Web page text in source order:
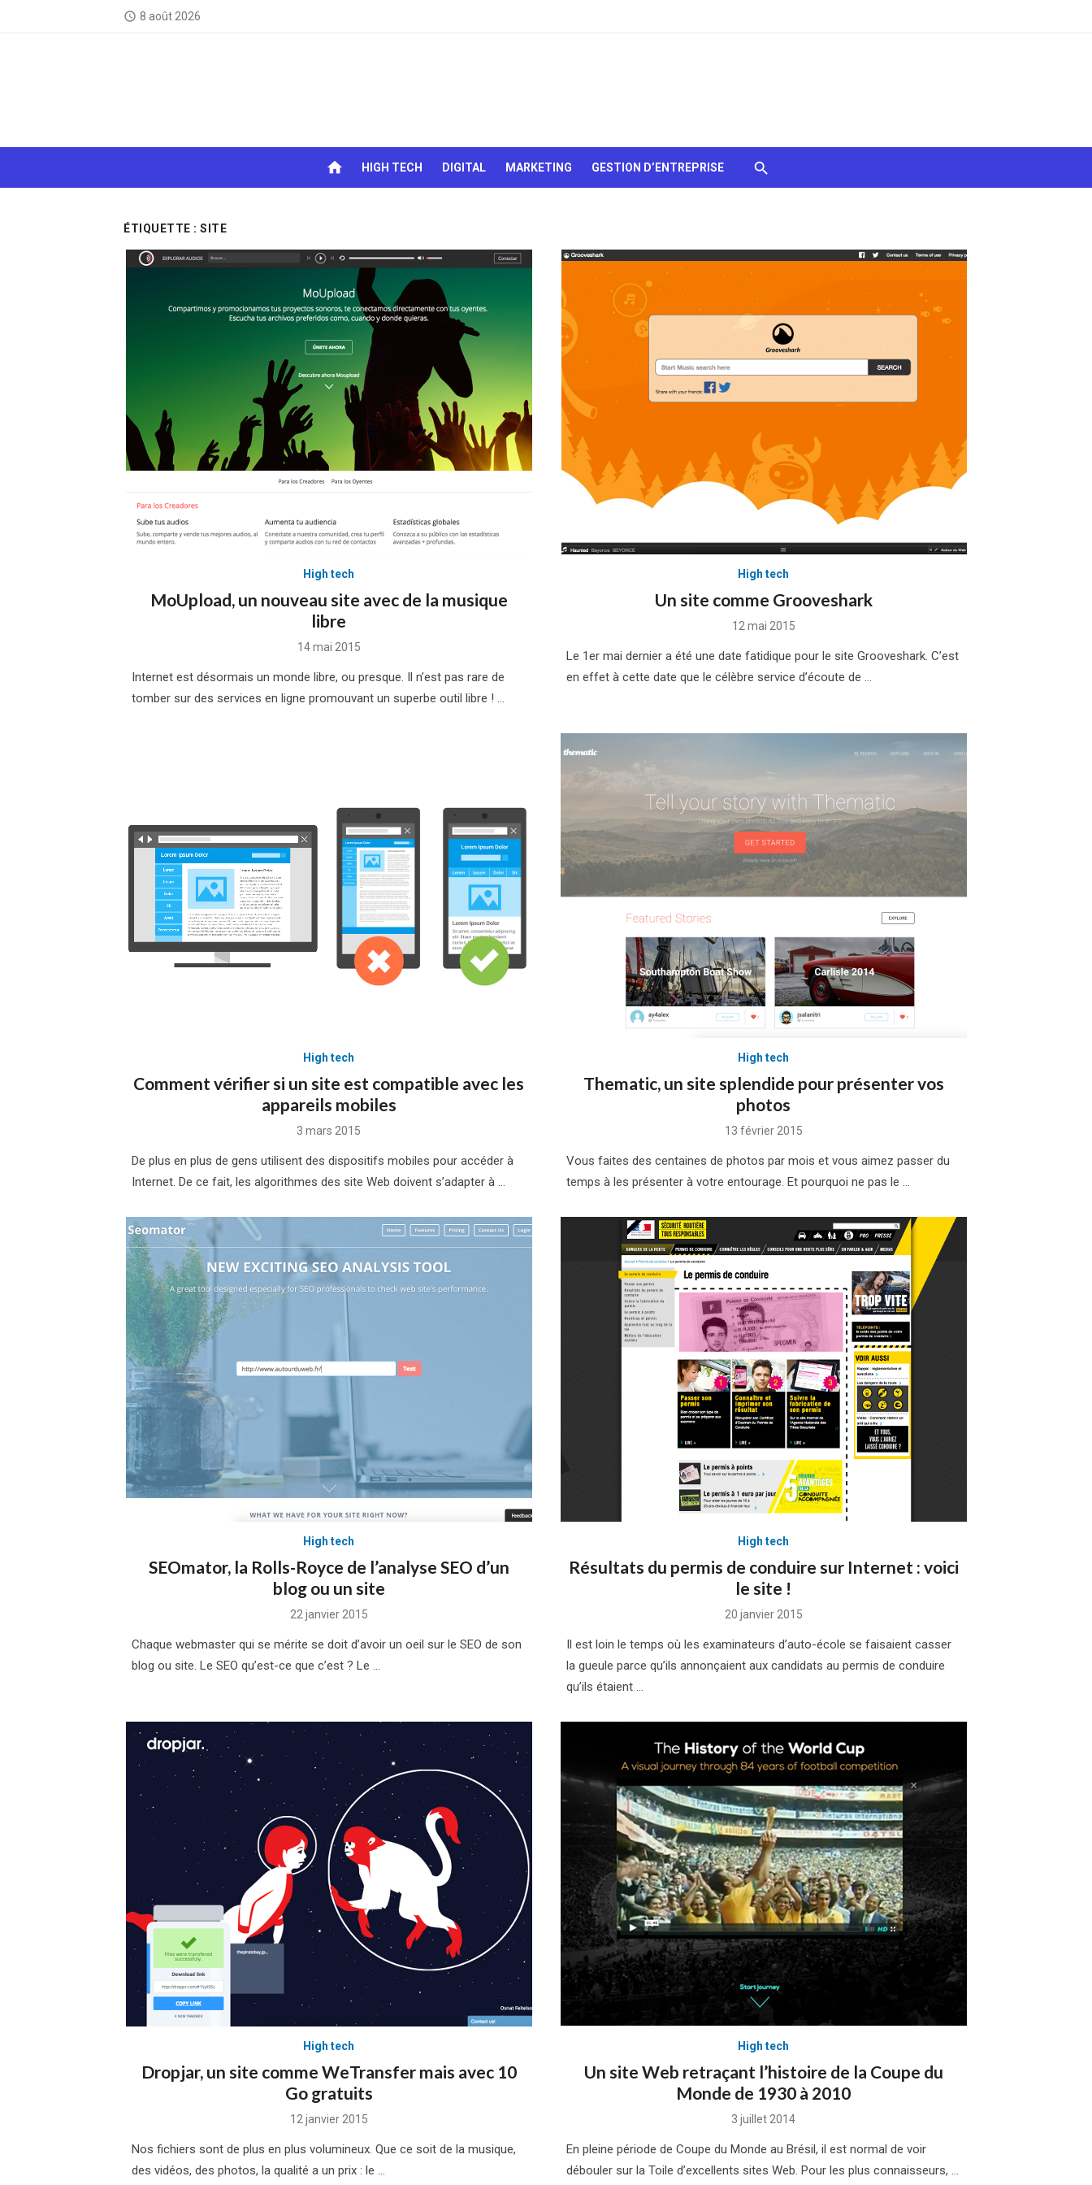
access_time 8 août 2026
chocolats…
tomber !
home HIGH TECH DIGITAL MARKETING GESTION D’ENTREPRISE
ÉTIQUETTE : SITE
High tech
MoUpload, un nouveau site avec de la musique
libre
Posted
14 mai 2015
Internet est désormais un monde libre, ou presque. Il n’est pas rare de
tomber sur des services en ligne promouvant un superbe outil libre ! …
High tech
Un site comme Grooveshark
Posted
12 mai 2015
Le 1er mai dernier a été une date fatidique pour le site Grooveshark. C’est
en effet à cette date que le célèbre service d’écoute de …
High tech
Comment vérifier si un site est compatible avec les
appareils mobiles
Posted
3 mars 2015
De plus en plus de gens utilisent des dispositifs mobiles pour accéder à
Internet. De ce fait, les algorithmes des site Web doivent s’adapter à …
High tech
Thematic, un site splendide pour présenter vos
photos
Posted
13 février 2015
Vous faites des centaines de photos par mois et vous aimez passer du
temps à les présenter à votre entourage. Et pourquoi ne pas le …
High tech
SEOmator, la Rolls-Royce de l’analyse SEO d’un
blog ou un site
Posted
22 janvier 2015
Chaque webmaster qui se mérite se doit d’avoir un oeil sur le SEO de son
blog ou site. Le SEO qu’est-ce que c’est ? Le …
High tech
Résultats du permis de conduire sur Internet : voici
le site !
Posted
20 janvier 2015
Il est loin le temps où les examinateurs d’auto-école se faisaient casser
la gueule parce qu’ils annonçaient aux candidats au permis de conduire
qu’ils étaient …
High tech
Dropjar, un site comme WeTransfer mais avec 10
Go gratuits
Posted
12 janvier 2015
Nos fichiers sont de plus en plus volumineux. Que ce soit de la musique,
des vidéos, des photos, la qualité a un prix : le …
High tech
Un site Web retraçant l’histoire de la Coupe du
Monde de 1930 à 2010
Posted
3 juillet 2014
En pleine période de Coupe du Monde au Brésil, il est normal de voir
débouler sur la Toile d’excellents sites Web. Pour les plus connaisseurs, …